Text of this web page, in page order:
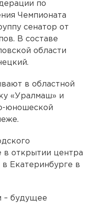
по
Чемпионата
сенатор от
В составе
области
в областной
«Уралмаш» и
юношеской
в открытии центра
Екатеринбурге в
– будущее